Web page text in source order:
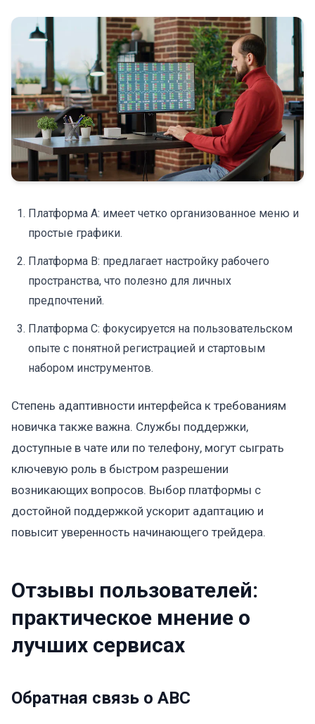
Платформа A: имеет четко организованное меню и
простые графики.
Платформа B: предлагает настройку рабочего
пространства, что полезно для личных
предпочтений.
Платформа C: фокусируется на пользовательском
опыте с понятной регистрацией и стартовым
набором инструментов.
Степень адаптивности интерфейса к требованиям
новичка также важна. Службы поддержки,
доступные в чате или по телефону, могут сыграть
ключевую роль в быстром разрешении
возникающих вопросов. Выбор платформы с
достойной поддержкой ускорит адаптацию и
повысит уверенность начинающего трейдера.
Отзывы пользователей:
практическое мнение о
лучших сервисах
Обратная связь о ABC